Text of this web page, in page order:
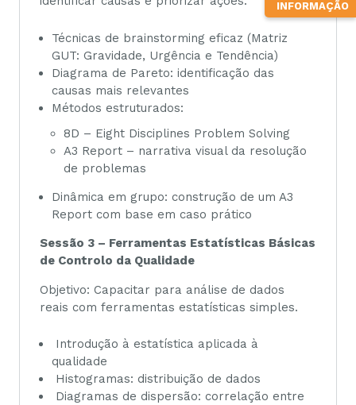
INFORMAÇÃO
Técnicas de brainstorming eficaz (Matriz
GUT: Gravidade, Urgência e Tendência)
Diagrama de Pareto: identificação das
causas mais relevantes
Métodos estruturados:
8D – Eight Disciplines Problem Solving
A3 Report – narrativa visual da resolução
de problemas
Dinâmica em grupo: construção de um A3
Report com base em caso prático
Sessão 3 – Ferramentas Estatísticas Básicas
de Controlo da Qualidade
Objetivo: Capacitar para análise de dados
reais com ferramentas estatísticas simples.
Introdução à estatística aplicada à
qualidade
Histogramas: distribuição de dados
Diagramas de dispersão: correlação entre